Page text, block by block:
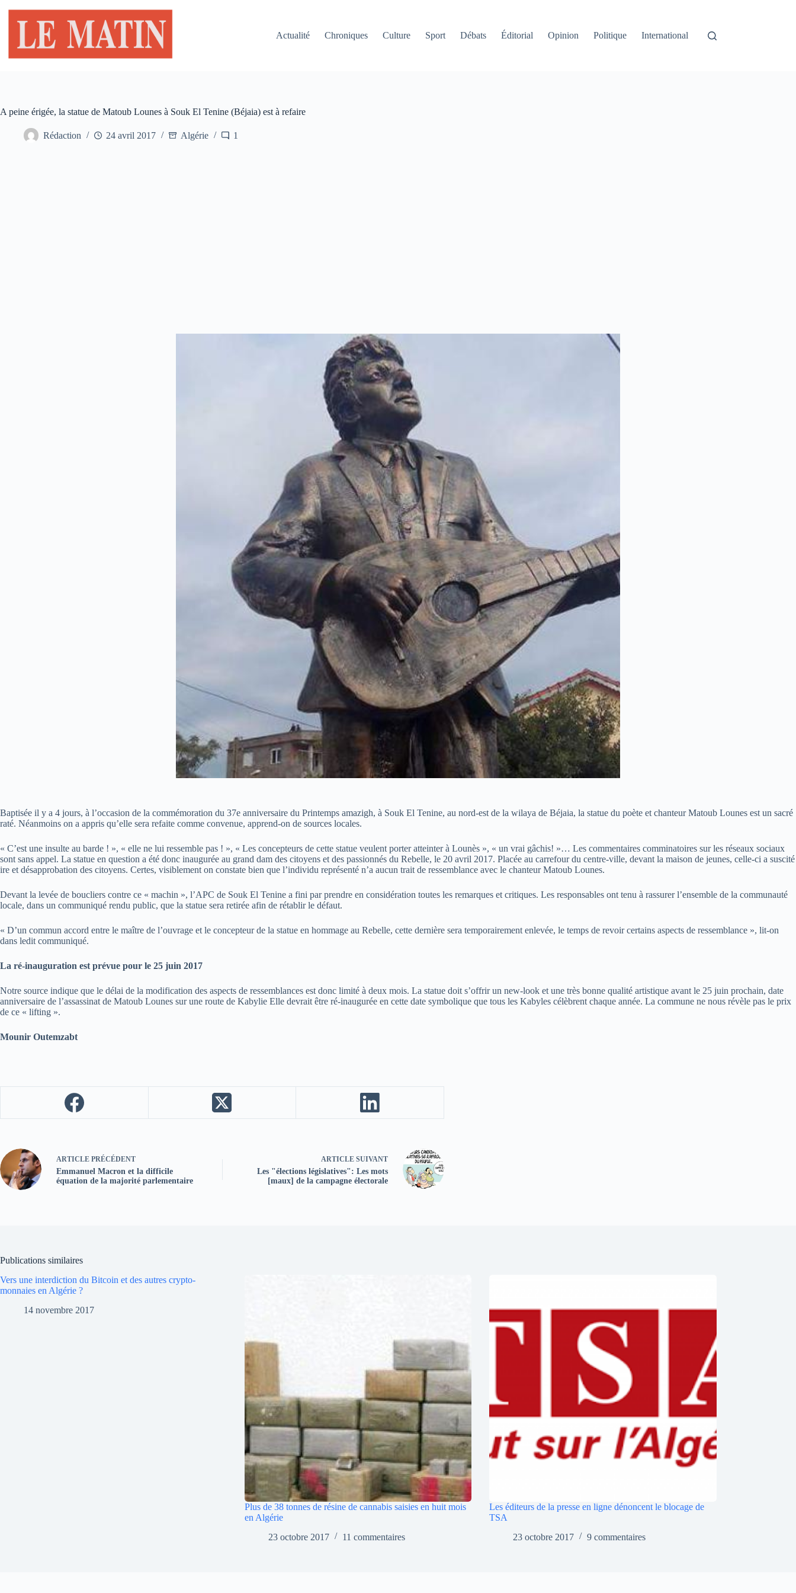
contenu
Actualité
Chroniques Culture Sport Débats Éditorial Opinion Politique International
A peine érigée, la statue de Matoub Lounes à Souk El Tenine (Béjaia) est à refaire
Rédaction 24 avril 2017 Algérie 1
Baptisée il y a 4 jours, à l’occasion de la commémoration du 37e anniversaire du Printemps amazigh, à Souk El Tenine, au nord-est de la wilaya de Béjaia, la statue du poète et chanteur Matoub Lounes est un sacré
raté. Néanmoins on a appris qu’elle sera refaite comme convenue, apprend-on de sources locales.
« C’est une insulte au barde ! », « elle ne lui ressemble pas ! », « Les concepteurs de cette statue veulent porter atteinter à Lounès », « un vrai gâchis! »… Les commentaires comminatoires sur les réseaux sociaux
sont sans appel. La statue en question a été donc inaugurée au grand dam des citoyens et des passionnés du Rebelle, le 20 avril 2017. Placée au carrefour du centre-ville, devant la maison de jeunes, celle-ci a suscité
ire et désapprobation des citoyens. Certes, visiblement on constate bien que l’individu représenté n’a aucun trait de ressemblance avec le chanteur Matoub Lounes.
Devant la levée de boucliers contre ce « machin », l’APC de Souk El Tenine a fini par prendre en considération toutes les remarques et critiques. Les responsables ont tenu à rassurer l’ensemble de la communauté
locale, dans un communiqué rendu public, que la statue sera retirée afin de rétablir le défaut.
« D’un commun accord entre le maître de l’ouvrage et le concepteur de la statue en hommage au Rebelle, cette dernière sera temporairement enlevée, le temps de revoir certains aspects de ressemblance », lit-on
dans ledit communiqué.
La ré-inauguration est prévue pour le 25 juin 2017
Notre source indique que le délai de la modification des aspects de ressemblances est donc limité à deux mois. La statue doit s’offrir un new-look et une très bonne qualité artistique avant le 25 juin prochain, date
anniversaire de l’assassinat de Matoub Lounes sur une route de Kabylie Elle devrait être ré-inaugurée en cette date symbolique que tous les Kabyles célèbrent chaque année. La commune ne nous révèle pas le prix
de ce « lifting ».
Mounir Outemzabt
ARTICLE PRÉCÉDENT
Emmanuel Macron et la difficile
équation de la majorité parlementaire
ARTICLE SUIVANT
Les "élections législatives": Les mots
[maux] de la campagne électorale
Publications similaires
Vers une interdiction du Bitcoin et des autres crypto-
monnaies en Algérie ?
14 novembre 2017
Plus de 38 tonnes de résine de cannabis saisies en huit mois
en Algérie
23 octobre 2017
11 commentaires
Les éditeurs de la presse en ligne dénoncent le blocage de
TSA
23 octobre 2017
9 commentaires